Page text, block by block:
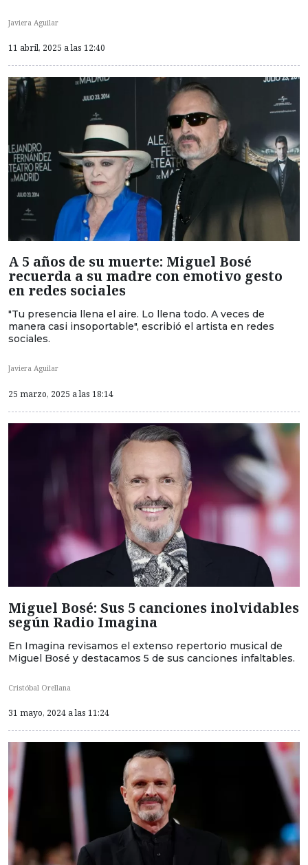
Javiera Aguilar
11 abril, 2025 a las 12:40
A 5 años de su muerte: Miguel Bosé
recuerda a su madre con emotivo gesto
en redes sociales
"Tu presencia llena el aire. Lo llena todo. A veces de
manera casi insoportable", escribió el artista en redes
sociales.
Javiera Aguilar
25 marzo, 2025 a las 18:14
Miguel Bosé: Sus 5 canciones inolvidables
según Radio Imagina
En Imagina revisamos el extenso repertorio musical de
Miguel Bosé y destacamos 5 de sus canciones infaltables.
Cristóbal Orellana
31 mayo, 2024 a las 11:24